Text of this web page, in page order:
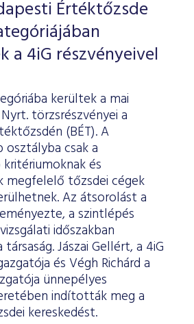
Értéktőzsde
a 4iG részvényeivel
kerültek a mai
törzsrészvényei a
(BÉT). A
osztályba csak a
és
megfelelő tőzsdei cégek
Az átsorolást a
a szintlépés
időszakban
Jászai Gellért, a 4iG
és Végh Richárd a
ünnepélyes
indították meg a
kereskedést.